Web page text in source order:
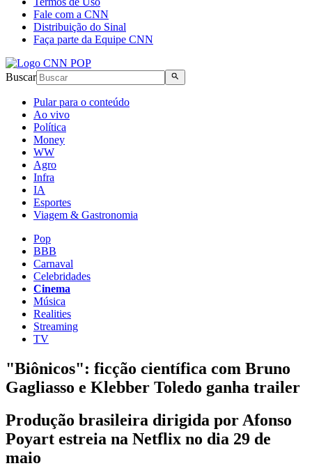
Fale com a CNN
Distribuição do Sinal
Faça parte da Equipe CNN
Buscar
Pular para o conteúdo
Ao vivo
Política
Money
WW
Agro
Infra
IA
Esportes
Viagem & Gastronomia
Pop
BBB
Carnaval
Celebridades
Cinema
Música
Realities
Streaming
TV
"Biônicos": ficção científica com Bruno
Gagliasso e Klebber Toledo ganha trailer
Produção brasileira dirigida por Afonso
Poyart estreia na Netflix no dia 29 de
maio